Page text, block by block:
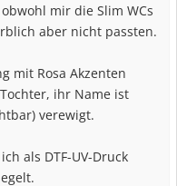
mir die Slim WCs
aber nicht passten.
mit Rosa Akzenten
ihr Name ist
verewigt.
als DTF-UV-Druck